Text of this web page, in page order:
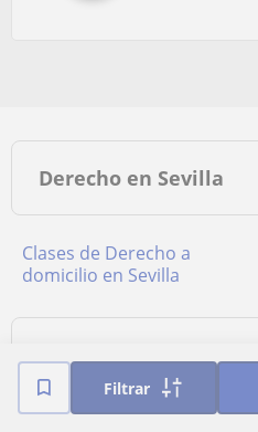
Filtrar
Derecho en Sevilla
Clases de Derecho a
domicilio en Sevilla